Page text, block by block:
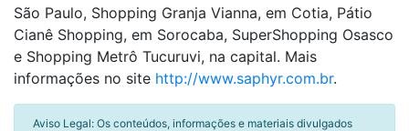
São Paulo, Shopping Granja Vianna, em Cotia, Pátio
Cianê Shopping, em Sorocaba, SuperShopping Osasco
e Shopping Metrô Tucuruvi, na capital. Mais
informações no site http://www.saphyr.com.br.
Aviso Legal: Os conteúdos, informações e materiais divulgados